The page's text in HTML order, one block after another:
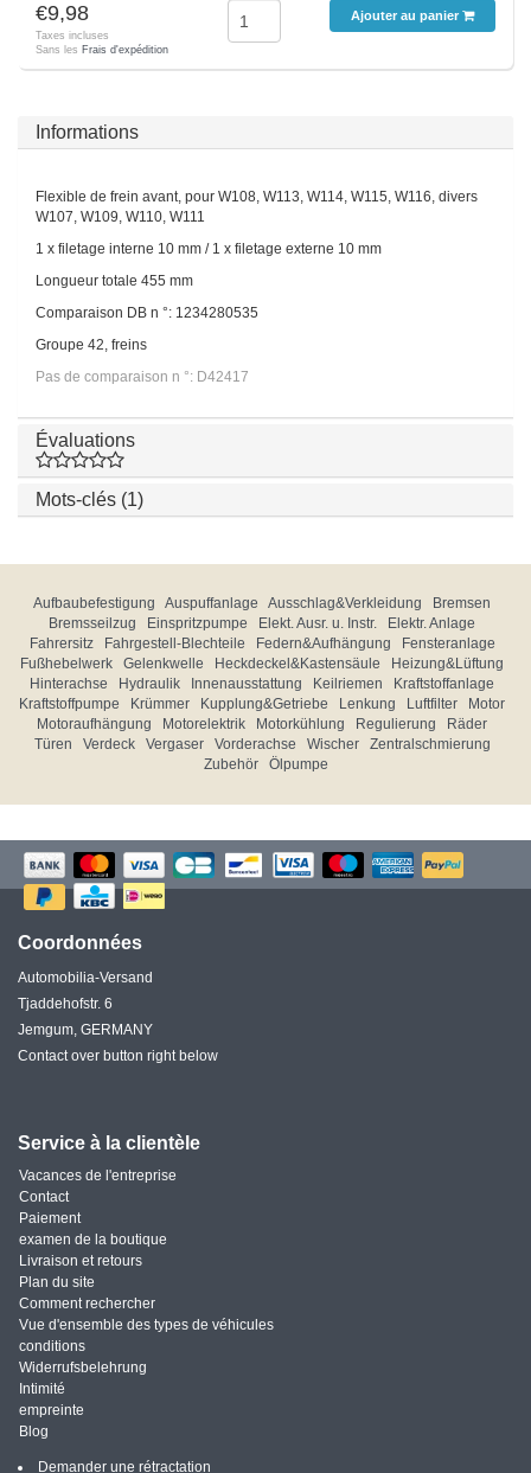
€9,98
Taxes incluses
Sans les Frais d'expédition
Ajouter au panier
Informations
Flexible de frein avant, pour W108, W113, W114, W115, W116, divers
W107, W109, W110, W111
1 x filetage interne 10 mm / 1 x filetage externe 10 mm
Longueur totale 455 mm
Comparaison DB n °: 1234280535
Groupe 42, freins
Pas de comparaison n °: D42417
Évaluations
Mots-clés (1)
Aufbaubefestigung Auspuffanlage Ausschlag&Verkleidung
Bremsen
Bremsseilzug
Einspritzpumpe Elekt. Ausr. u. Instr.
Elektr. Anlage
Fahrersitz
Fahrgestell-Blechteile Federn&Aufhängung
Fensteranlage
Fußhebelwerk
Gelenkwelle Heckdeckel&Kastensäule
Heizung&Lüftung
Hinterachse
Hydraulik Innenausstattung Keilriemen
Kraftstoffanlage
Kraftstoffpumpe
Krümmer Kupplung&Getriebe Lenkung Luftfilter
Motor
Motoraufhängung
Motorelektrik Motorkühlung Regulierung
Räder
Türen
Verdeck Vergaser Vorderachse Wischer
Zentralschmierung
Zubehör
Ölpumpe
Coordonnées
Automobilia-Versand
Tjaddehofstr. 6
Jemgum, GERMANY
Contact over button right below
Service à la clientèle
Vacances de l'entreprise
Contact
Paiement
examen de la boutique
Livraison et retours
Plan du site
Comment rechercher
Vue d'ensemble des types de véhicules
conditions
Widerrufsbelehrung
Intimité
empreinte
Blog
Demander une rétractation